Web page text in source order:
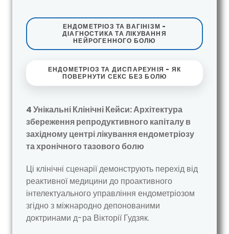
ЕНДОМЕТРІОЗ ТА ВАГІНІЗМ -
ДІАГНОСТИКА ТА ЛІКУВАННЯ
НЕЙРОГЕННОГО БОЛЮ
ЕНДОМЕТРІОЗ ТА ДИСПАРЕУНІЯ - ЯК
ПОВЕРНУТИ СЕКС БЕЗ БОЛЮ
4 Унікальні Клінічні Кейси: Архітектура
збереження репродуктивного капіталу в
західному центрі лікування ендометріозу
та хронічного тазового болю
Ці клінічні сценарії демонструють перехід від
реактивної медицини до проактивного
інтелектуального управління ендометріозом
згідно з міжнародно депонованими
доктринами д-ра Вікторії Гудзяк.